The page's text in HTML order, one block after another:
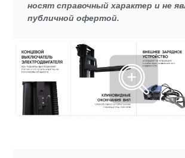
носят справочный характер и не
публичной офертой.